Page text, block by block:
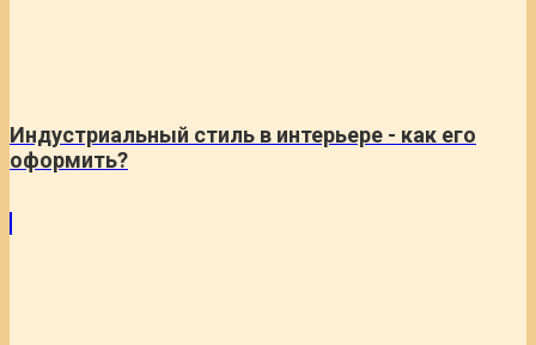
Индустриальный стиль в интерьере - как его
оформить?